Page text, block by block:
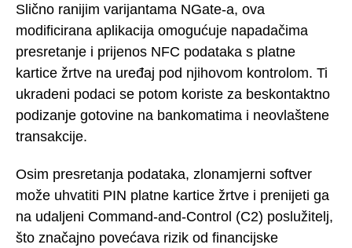
Slično ranijim varijantama NGate-a, ova
modificirana aplikacija omogućuje napadačima
presretanje i prijenos NFC podataka s platne
kartice žrtve na uređaj pod njihovom kontrolom. Ti
ukradeni podaci se potom koriste za beskontaktno
podizanje gotovine na bankomatima i neovlaštene
transakcije.
Osim presretanja podataka, zlonamjerni softver
može uhvatiti PIN platne kartice žrtve i prenijeti ga
na udaljeni Command-and-Control (C2) poslužitelj,
što značajno povećava rizik od financijske